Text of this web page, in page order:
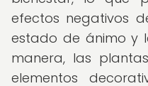
efectos negativos
estado de ánimo y
manera, las
elementos